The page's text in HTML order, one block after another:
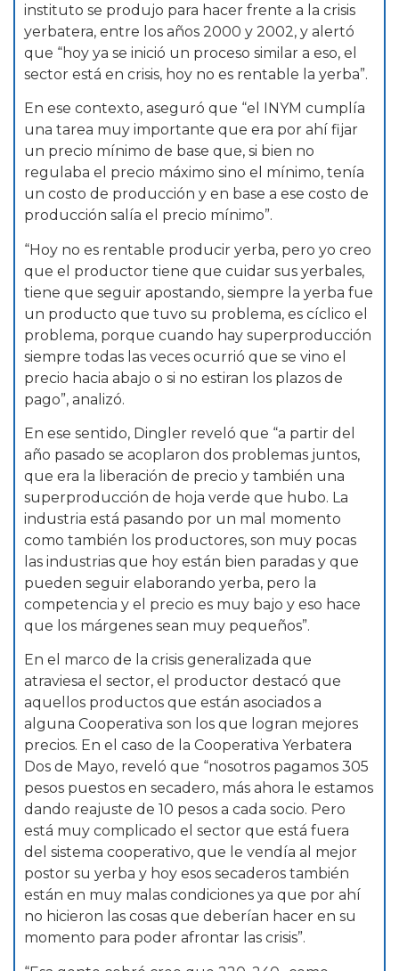
instituto se produjo para hacer frente a la crisis
yerbatera, entre los años 2000 y 2002, y alertó
que “hoy ya se inició un proceso similar a eso, el
sector está en crisis, hoy no es rentable la yerba”.
En ese contexto, aseguró que “el INYM cumplía
una tarea muy importante que era por ahí fijar
un precio mínimo de base que, si bien no
regulaba el precio máximo sino el mínimo, tenía
un costo de producción y en base a ese costo de
producción salía el precio mínimo”.
“Hoy no es rentable producir yerba, pero yo creo
que el productor tiene que cuidar sus yerbales,
tiene que seguir apostando, siempre la yerba fue
un producto que tuvo su problema, es cíclico el
problema, porque cuando hay superproducción
siempre todas las veces ocurrió que se vino el
precio hacia abajo o si no estiran los plazos de
pago”, analizó.
En ese sentido, Dingler reveló que “a partir del
año pasado se acoplaron dos problemas juntos,
que era la liberación de precio y también una
superproducción de hoja verde que hubo. La
industria está pasando por un mal momento
como también los productores, son muy pocas
las industrias que hoy están bien paradas y que
pueden seguir elaborando yerba, pero la
competencia y el precio es muy bajo y eso hace
que los márgenes sean muy pequeños”.
En el marco de la crisis generalizada que
atraviesa el sector, el productor destacó que
aquellos productos que están asociados a
alguna Cooperativa son los que logran mejores
precios. En el caso de la Cooperativa Yerbatera
Dos de Mayo, reveló que “nosotros pagamos 305
pesos puestos en secadero, más ahora le estamos
dando reajuste de 10 pesos a cada socio. Pero
está muy complicado el sector que está fuera
del sistema cooperativo, que le vendía al mejor
postor su yerba y hoy esos secaderos también
están en muy malas condiciones ya que por ahí
no hicieron las cosas que deberían hacer en su
momento para poder afrontar las crisis”.